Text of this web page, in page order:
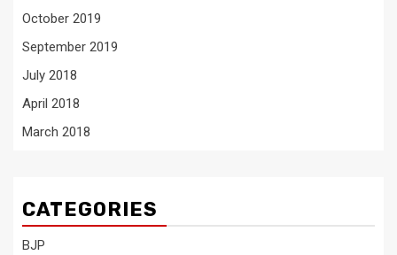
October 2019
September 2019
July 2018
April 2018
March 2018
CATEGORIES
BJP